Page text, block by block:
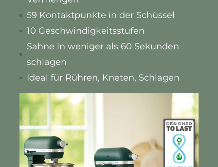
59 Kontaktpunkte in der Schüssel
10 Geschwindigkeitsstufen
Sahne in weniger als 60 Sekunden
schlagen
Ideal für Rühren, Kneten, Schlagen